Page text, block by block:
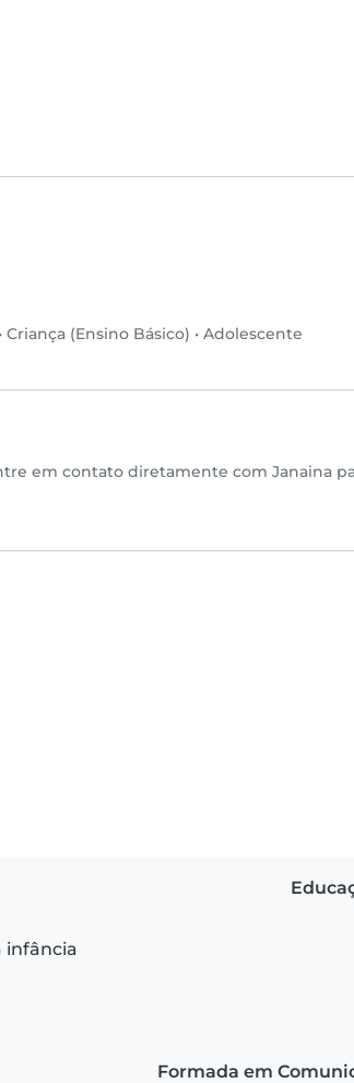
• Criança (Ensino Básico) • Adolescente
em contato diretamente com Janaina
infância
Formada em